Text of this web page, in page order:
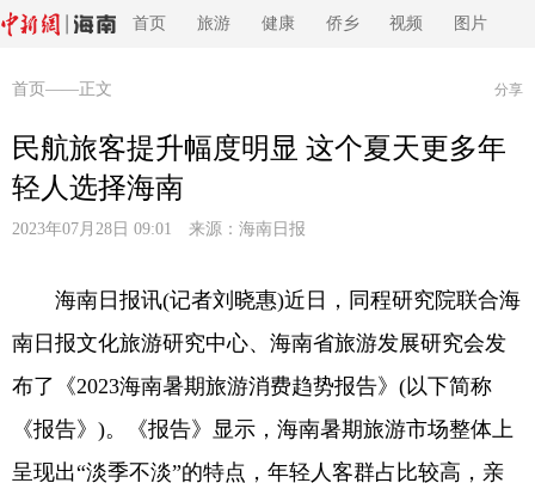
首页 旅游 健康 侨乡 视频 图片
首页 ——正文 分享
民航旅客提升幅度明显 这个夏天更多年
轻人选择海南
2023年07月28日 09:01 来源： 海南日报
海南日报讯(记者刘晓惠)近日，同程研究院联合海
南日报文化旅游研究中心、海南省旅游发展研究会发
布了《2023海南暑期旅游消费趋势报告》(以下简称
《报告》)。《报告》显示，海南暑期旅游市场整体上
呈现出“淡季不淡”的特点，年轻人客群占比较高，亲